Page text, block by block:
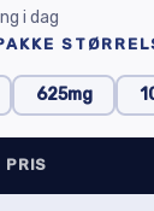
i dag
625mg
PRIS